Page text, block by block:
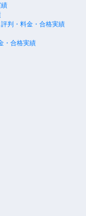
判・料金・合格実績
・合格実績